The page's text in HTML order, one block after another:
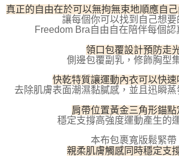
２．訂單成立數日內，您將收到繳費通知簡訊。
３．收到繳費通知簡訊後14天內，點擊此簡訊中的
ATM／網路銀行／等多元方式進行付款，方視為交
購買商品的店家。未經商家同意取消之訂單仍視為
後付繳納相關費用。
是否繳費成功／繳費後需取消欲退款等相關疑問，
客戶支援中心」https://
１．透過由恩沛科技股份有限公司提供之「AFTEE
易，需依本服務之必要範圍內提供個人資料，並將
權轉讓予恩沛科技股份有限公司。
２．關於個人資料處理事宜，請瀏覽以下網址：
每筆NT$100，滿NT$800(含以上)免運費
7-11取貨付款
每筆NT$100，滿NT$800(含以上)免運費
每筆NT$100，滿NT$800(含以上)免運費
每筆NT$100，滿NT$800(含以上)免運費
真正的自由在於可以無拘無束地順應自
讓每個你可以找到自己想要
Freedom Bra自由自在陪伴每個
領口包覆設計預防走
側邊包覆副乳，修飾胸型
快乾特質讓運動內衣可以快速
去除肌膚表面潮濕黏膩感，並且迅瞬
肩帶位置黃金三角形錨點
穩定支撐高強度運動產生的
本布包裹寬版鬆緊帶
親柔肌膚觸感同時穩定支